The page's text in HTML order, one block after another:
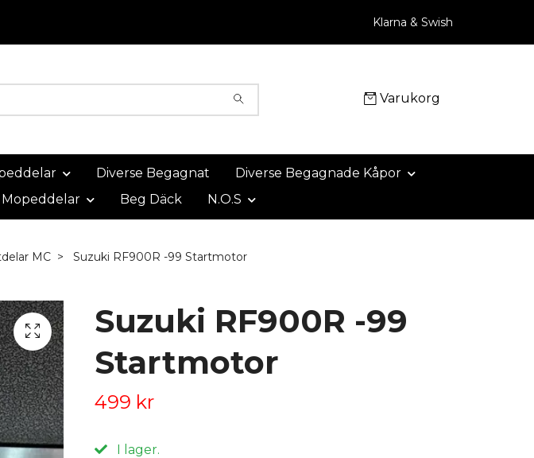
Klarna & Swish
Varukorg
Diverse Begagnat
Diverse Begagnade Kåpor
Mopeddelar Beg Däck N.O.S
MC Suzuki RF900R -99 Startmotor
Suzuki RF900R -99
Startmotor
499 kr
I lager.